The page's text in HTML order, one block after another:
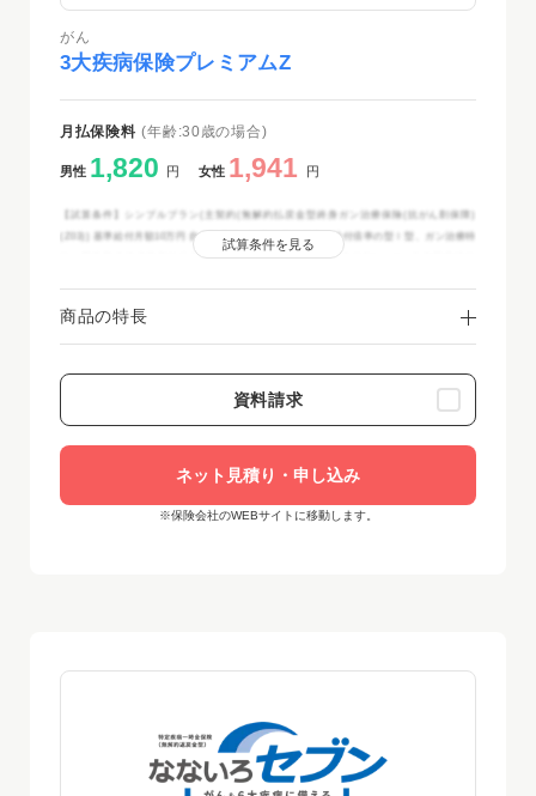
がん
3大疾病保険プレミアムZ
月払保険料 (年齢:30歳の場合)
男性 1,820 円 女性 1,941 円
【試算条件】シンプルプラン(主契約(無解約払戻金型終身ガン治療保険(抗がん剤保障)
(Z03)) 基準給付月額10万円 自由診療抗がん剤治療給付金の給付倍率の型Ⅰ型、ガン治療特
約、悪性新生物保険料払込免除特約(Z03)(3大疾病特約(Z03)付加)、ガン先進医療特約
試算条件を見る
商品の特長
資料請求
ネット見積り・申し込み
※保険会社のWEBサイトに移動します。